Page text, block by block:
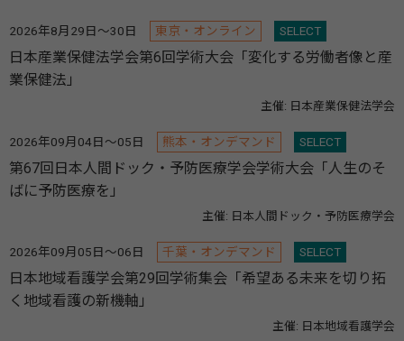
2026年8月29日～30日 東京・オンライン SELECT
日本産業保健法学会第6回学術大会「変化する労働者像と産
業保健法」
主催: 日本産業保健法学会
2026年09月04日～05日 熊本・オンデマンド SELECT
第67回日本人間ドック・予防医療学会学術大会「人生のそ
ばに予防医療を」
主催: 日本人間ドック・予防医療学会
2026年09月05日～06日 千葉・オンデマンド SELECT
日本地域看護学会第29回学術集会「希望ある未来を切り拓
く地域看護の新機軸」
主催: 日本地域看護学会